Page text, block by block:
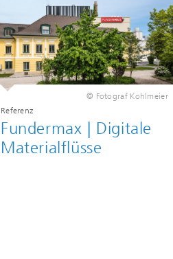
© Fotograf Kohlmeier
Referenz
Fundermax | Digitale
Materialflüsse